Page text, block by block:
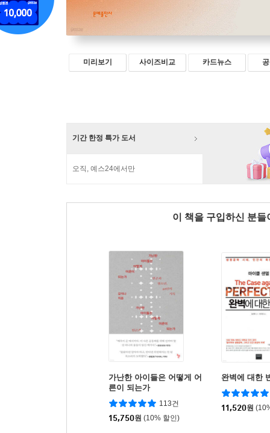
미리보기 사이즈비교 카드뉴스
기간 한정 특가 도서
오직, 예스24에서만
이 책을 구입하신 분
가난한 아이들은 어떻게 어
른이 되는가
113건
15,750원 (10% 할인)
완벽에 대한
11,520원